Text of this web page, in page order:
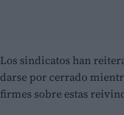
Los sindicatos han
darse por cerrado
firmes sobre estas